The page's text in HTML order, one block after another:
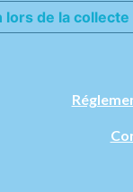
lors de la collecte